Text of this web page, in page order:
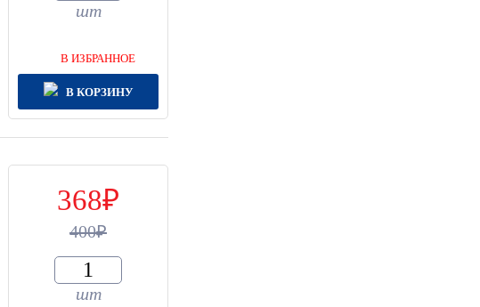
шт
В ИЗБРАННОЕ
В КОРЗИНУ
368
400
шт